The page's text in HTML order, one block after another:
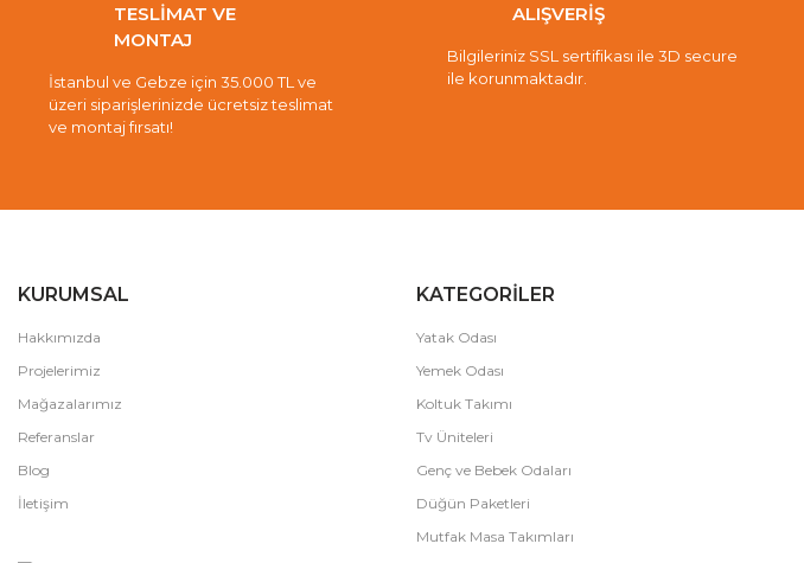
TESLİMAT VE
MONTAJ
İstanbul ve Gebze için 35.000 TL ve
üzeri siparişlerinizde ücretsiz teslimat
ve montaj fırsatı!
ALIŞVERİŞ
Bilgileriniz SSL sertifikası ile 3D secure
ile korunmaktadır.
KURUMSAL
Hakkımızda
Projelerimiz
Mağazalarımız
Referanslar
Blog
İletişim
KATEGORİLER
Yatak Odası
Yemek Odası
Koltuk Takımı
Tv Üniteleri
Genç ve Bebek Odaları
Düğün Paketleri
Mutfak Masa Takımları